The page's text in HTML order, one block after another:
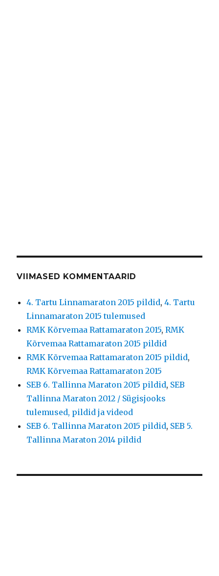
VIIMASED KOMMENTAARID
4. Tartu Linnamaraton 2015 pildid,4. Tartu
Linnamaraton 2015 tulemused
RMK Kõrvemaa Rattamaraton 2015,RMK
Kõrvemaa Rattamaraton 2015 pildid
RMK Kõrvemaa Rattamaraton 2015 pildid,
RMK Kõrvemaa Rattamaraton 2015
SEB 6. Tallinna Maraton 2015 pildid, SEB
Tallinna Maraton 2012 / Sügisjooks
tulemused, pildid ja videod
SEB 6. Tallinna Maraton 2015 pildid, SEB 5.
Tallinna Maraton 2014 pildid